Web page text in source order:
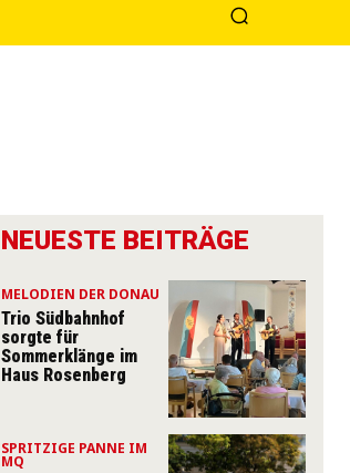
NEUESTE BEITRÄGE
MELODIEN DER DONAU
Trio Südbahnhof
sorgte für
Sommerklänge im
Haus Rosenberg
SPRITZIGE PANNE IM
MQ